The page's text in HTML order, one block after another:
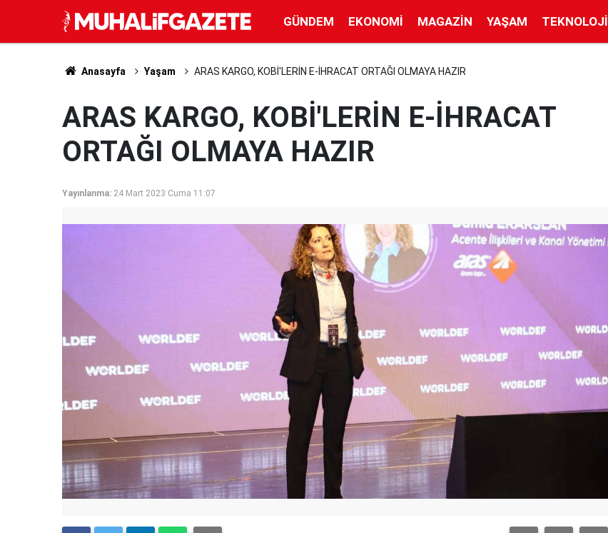
GÜNDEM EKONOMI MAGAZIN YAŞAM TEKNOLOJI
Anasayfa Yaşam ARAS KARGO, KOBİ'LERİN E-İHRACAT ORTAĞI OLMAYA HAZIR
ARAS KARGO, KOBİ'LERİN E-İHRACAT
ORTAĞI OLMAYA HAZIR
Yayınlanma: 24 Mart 2023 Cuma 11:07